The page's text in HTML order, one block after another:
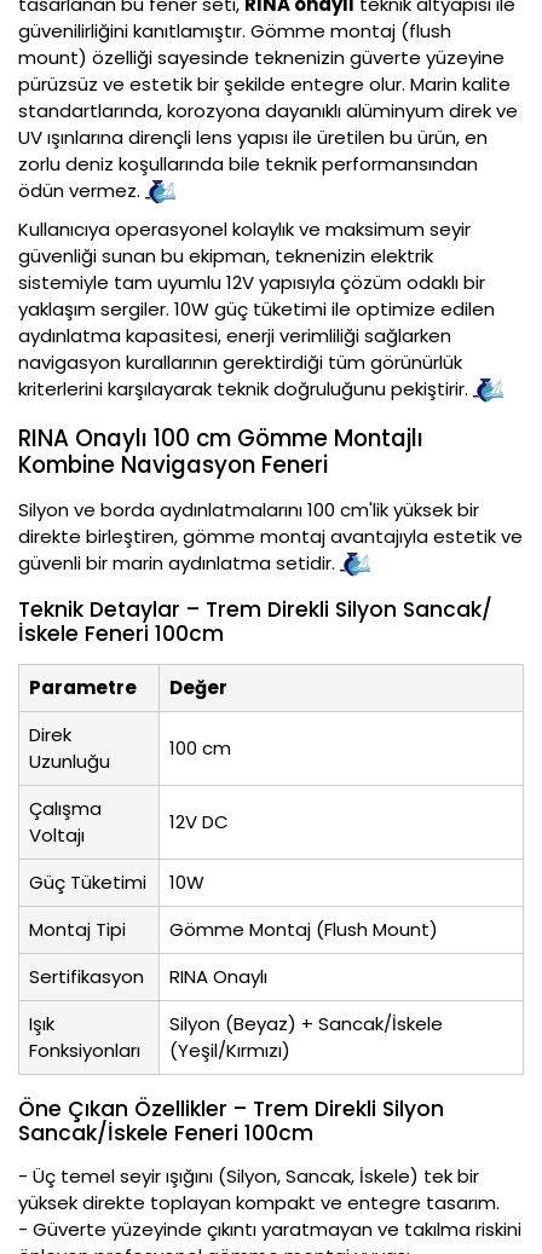
güvenilirliğini kanıtlamıştır. Gömme montaj (flush
mount) özelliği sayesinde teknenizin güverte yüzeyine
pürüzsüz ve estetik bir şekilde entegre olur. Marin kalite
standartlarında, korozyona dayanıklı alüminyum direk ve
UV ışınlarına dirençli lens yapısı ile üretilen bu ürün, en
zorlu deniz koşullarında bile teknik performansından
ödün vermez.
Kullanıcıya operasyonel kolaylık ve maksimum seyir
güvenliği sunan bu ekipman, teknenizin elektrik
sistemiyle tam uyumlu 12V yapısıyla çözüm odaklı bir
yaklaşım sergiler. 10W güç tüketimi ile optimize edilen
aydınlatma kapasitesi, enerji verimliliği sağlarken
navigasyon kurallarının gerektirdiği tüm görünürlük
kriterlerini karşılayarak teknik doğruluğunu pekiştirir.
RINA Onaylı 100 cm Gömme Montajlı
Kombine Navigasyon Feneri
Silyon ve borda aydınlatmalarını 100 cm'lik yüksek bir
direkte birleştiren, gömme montaj avantajıyla estetik ve
güvenli bir marin aydınlatma setidir.
Teknik Detaylar – Trem Direkli Silyon Sancak/
İskele Feneri 100cm
Parametre
Değer
Direk
Uzunluğu
100 cm
Çalışma
Voltajı
12V DC
Güç Tüketimi
10W
Montaj Tipi
Gömme Montaj (Flush Mount)
Sertifikasyon
RINA Onaylı
Işık
Fonksiyonları
Silyon (Beyaz) + Sancak/İskele
(Yeşil/Kırmızı)
Öne Çıkan Özellikler – Trem Direkli Silyon
Sancak/İskele Feneri 100cm
- Üç temel seyir ışığını (Silyon, Sancak, İskele) tek bir
yüksek direkte toplayan kompakt ve entegre tasarım.
- Güverte yüzeyinde çıkıntı yaratmayan ve takılma riskini